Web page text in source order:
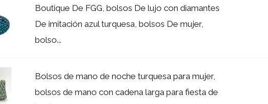
Boutique De FGG, bolsos De lujo con diamantes
De imitación azul turquesa, bolsos De mujer,
bolso...
Bolsos de mano de noche turquesa para mujer,
bolsos de mano con cadena larga para fiesta de